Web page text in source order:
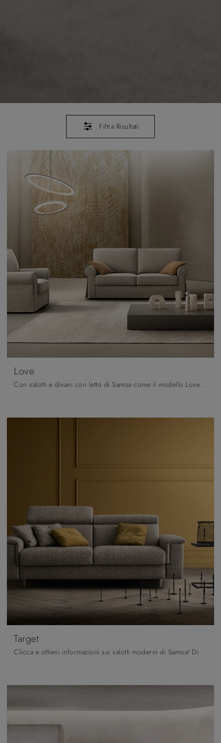
Filtra Risultati
Love
Con salotti e divani con letto di Samoa come il modello Love in tessuto, potrai ultimare il tuo progetto d'arredo.
Target
Clicca e ottieni informazioni sui salotti moderni di Samoa! Diversi modelli di divani, come Target, ti aspettano.